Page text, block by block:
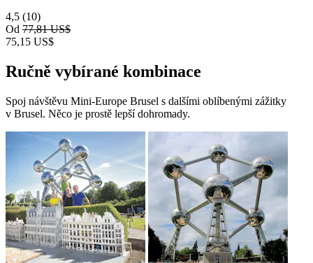
4,5 (10)
Od 77,81 US$
75,15 US$
Ručně vybírané kombinace
Spoj návštěvu Mini-Europe Brusel s dalšími oblíbenými zážitky
v Brusel. Něco je prostě lepší dohromady.